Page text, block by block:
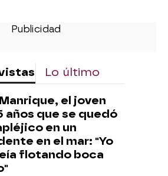
Lo último
el joven
años que se quedó
en un
en el mar: "Yo
flotando boca